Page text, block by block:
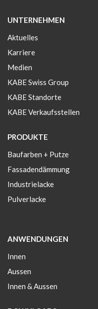
UNTERNEHMEN
Aktuelles
Karriere
Medien
KABE Swiss Group
KABE Standorte
KABE Verkaufsstellen
PRODUKTE
Baufarben + Putze
Fassadendämmung
Industrielacke
Pulverlacke
ANWENDUNGEN
Innen
Aussen
Innen & Aussen